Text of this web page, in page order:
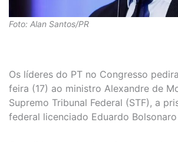
Foto: Alan Santos/PR
Os líderes do PT no Congresso
feira (17) ao ministro Alexandre de
Supremo Tribunal Federal (STF), a
federal licenciado Eduardo Bolsonaro